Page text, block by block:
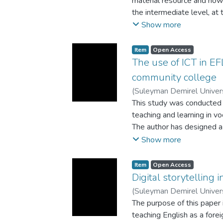
special education-
inclusive education
development programs.
the intermediate level, at
presents practical tasks
the help of mobile
tenses” application.
Show more
Item Open Access
The use of ICT in
community college
(Suleyman Demirel
This study was
teaching and learning in
The author has designed
classes and in private
investigating, the main
training in vocational
dissertation provides
classrooms at
digital competences of
Show more
Item Open Access
Digital storytelling
(Suleyman Demirel
The purpose of this
teaching English as a